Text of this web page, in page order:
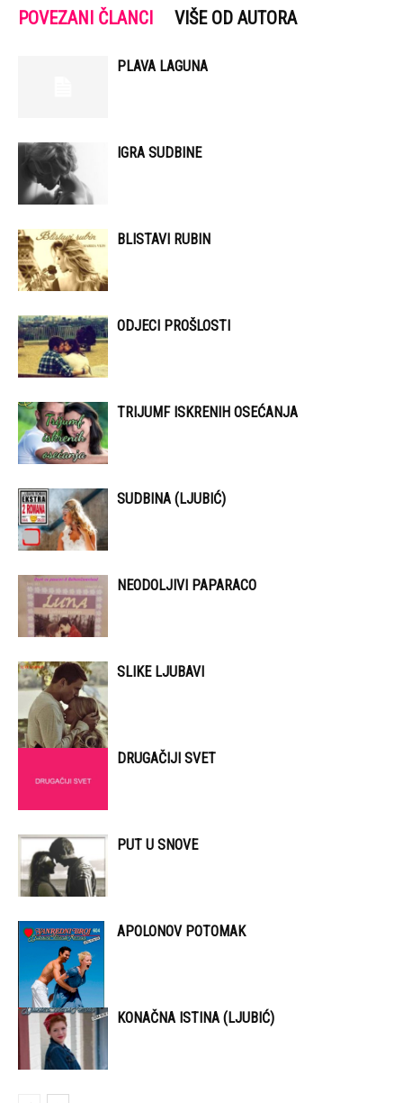
POVEZANI ČLANCI VIŠE OD AUTORA
PLAVA LAGUNA
IGRA SUDBINE
BLISTAVI RUBIN
ODJECI PROŠLOSTI
TRIJUMF ISKRENIH OSEĆANJA
SUDBINA (LJUBIĆ)
NEODOLJIVI PAPARACO
SLIKE LJUBAVI
DRUGAČIJI SVET
PUT U SNOVE
APOLONOV POTOMAK
KONAČNA ISTINA (LJUBIĆ)